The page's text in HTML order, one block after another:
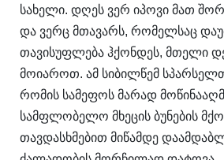
სახელი. დღეს ვერ იპოვი მათ
და ვერც მთავარს, რომელსაც
თავისუფლება ჰქონდეს, მთელი
მოიაროთ. ამ სიბილწემ
რომის სამეფოს მარად
სამფლობელო მხეცის ბუნების
თავდასხმებით მიწამდე